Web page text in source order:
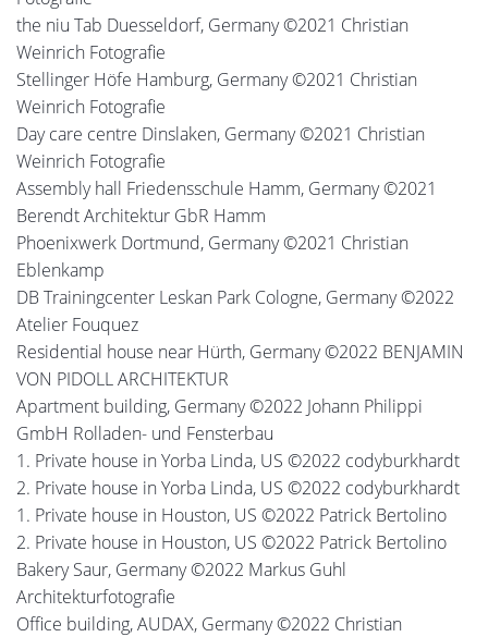
the niu Tab Duesseldorf, Germany ©2021 Christian
Weinrich Fotografie
Stellinger Höfe Hamburg, Germany ©2021 Christian
Weinrich Fotografie
Day care centre Dinslaken, Germany ©2021 Christian
Weinrich Fotografie
Assembly hall Friedensschule Hamm, Germany ©2021
Berendt Architektur GbR Hamm
Phoenixwerk Dortmund, Germany ©2021 Christian
Eblenkamp
DB Trainingcenter Leskan Park Cologne, Germany ©2022
Atelier Fouquez
Residential house near Hürth, Germany ©2022 BENJAMIN
VON PIDOLL ARCHITEKTUR
Apartment building, Germany ©2022 Johann Philippi
GmbH Rolladen- und Fensterbau
1. Private house in Yorba Linda, US ©2022 codyburkhardt
2. Private house in Yorba Linda, US ©2022 codyburkhardt
1. Private house in Houston, US ©2022 Patrick Bertolino
2. Private house in Houston, US ©2022 Patrick Bertolino
Bakery Saur, Germany ©2022 Markus Guhl
Architekturfotografie
Office building, AUDAX, Germany ©2022 Christian